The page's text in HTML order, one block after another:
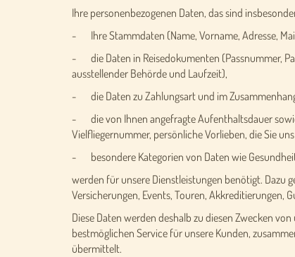
Ihre personenbezogenen Daten, das sind
- Ihre Stammdaten (Name, Vorname, Adresse,
- die Daten in Reisedokumenten (Passnummer,
ausstellender Behörde und Laufzeit),
- die Daten zu Zahlungsart und im
- die von Ihnen angefragte Aufenthaltsdauer
Vielfliegernummer, persönliche Vorlieben, die Sie
- besondere Kategorien von Daten wie
werden für unsere Dienstleistungen benötigt. Dazu
Versicherungen, Events, Touren, Akkreditierungen,
Diese Daten werden deshalb zu diesen Zwecken
bestmöglichen Service für unsere Kunden,
übermittelt.